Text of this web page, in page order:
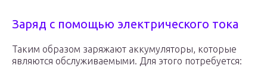
Заряд с помощью электрического тока
Таким образом заряжают аккумуляторы, которые
являются обслуживаемыми. Для этого потребуется: